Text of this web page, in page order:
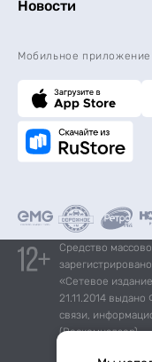
Новости
Мобильное
Средство
«Сетевое
21.11.2014
связи,
(Роскомнадзор).